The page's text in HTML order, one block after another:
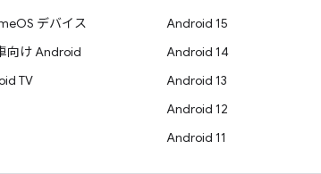
デバイス
向け Android
TV
Android 15
Android 14
Android 13
Android 12
Android 11